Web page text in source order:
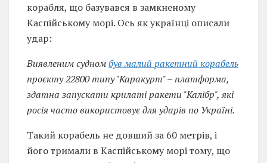
корабля, що базувався в замкненому
Каспійському морі. Ось як українці описали
удар:
Виявленим судномбув малий ракетний корабель
проєкту 22800 типу "Каракурт" – платформа,
здатна запускати крилаті ракети "Калібр", які
росія часто використовує для ударів по Україні.
Такий корабель не довший за 60 метрів, і
його тримали в Каспійському морі тому, що